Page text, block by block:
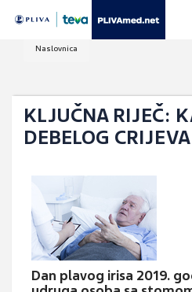
Naslovnica
KLJUČNA RIJEČ:
DEBELOG CRIJEVA
Dan plavog irisa 2019.